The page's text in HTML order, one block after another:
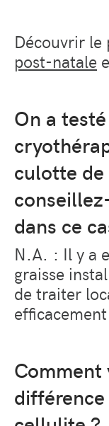
Découvrir le
post-natale
On a
culotte de
dans ce
N.A. : Il y a
graisse
de traiter
Comment